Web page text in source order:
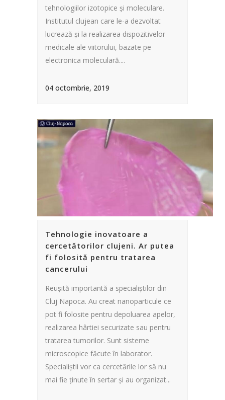
tehnologiilor izotopice și moleculare.
Institutul clujean care le-a dezvoltat
lucrează și la realizarea dispozitivelor
medicale ale viitorului, bazate pe
electronica moleculară....
04 octombrie, 2019
Tehnologie inovatoare a
cercetătorilor clujeni. Ar putea
fi folosită pentru tratarea
cancerului
Reuşită importantă a specialiştilor din
Cluj Napoca. Au creat nanoparticule ce
pot fi folosite pentru depoluarea apelor,
realizarea hârtiei securizate sau pentru
tratarea tumorilor. Sunt sisteme
microscopice făcute în laborator.
Specialiştii vor ca cercetările lor să nu
mai fie ţinute în sertar şi au organizat...